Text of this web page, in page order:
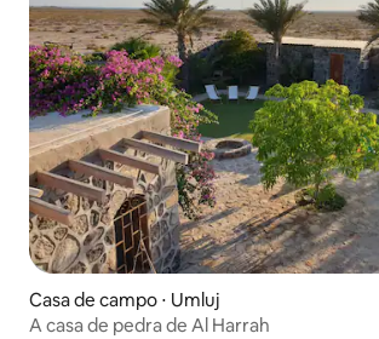
Casa de campo ⋅ Umluj
A casa de pedra de Al Harrah